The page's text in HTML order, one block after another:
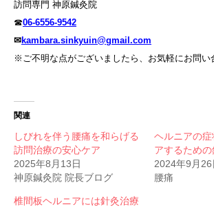
訪問専門 神原鍼灸院
☎06-6556-9542
✉kambara.sinkyuin@gmail.com
※ご不明な点がございましたら、お気軽にお問い
関連
しびれを伴う腰痛を和らげる
訪問治療の安心ケア
2025年8月13日
神原鍼灸院 院長ブログ
ヘルニアの
アするため
2024年9月26
腰痛
椎間板ヘルニアには針灸治療